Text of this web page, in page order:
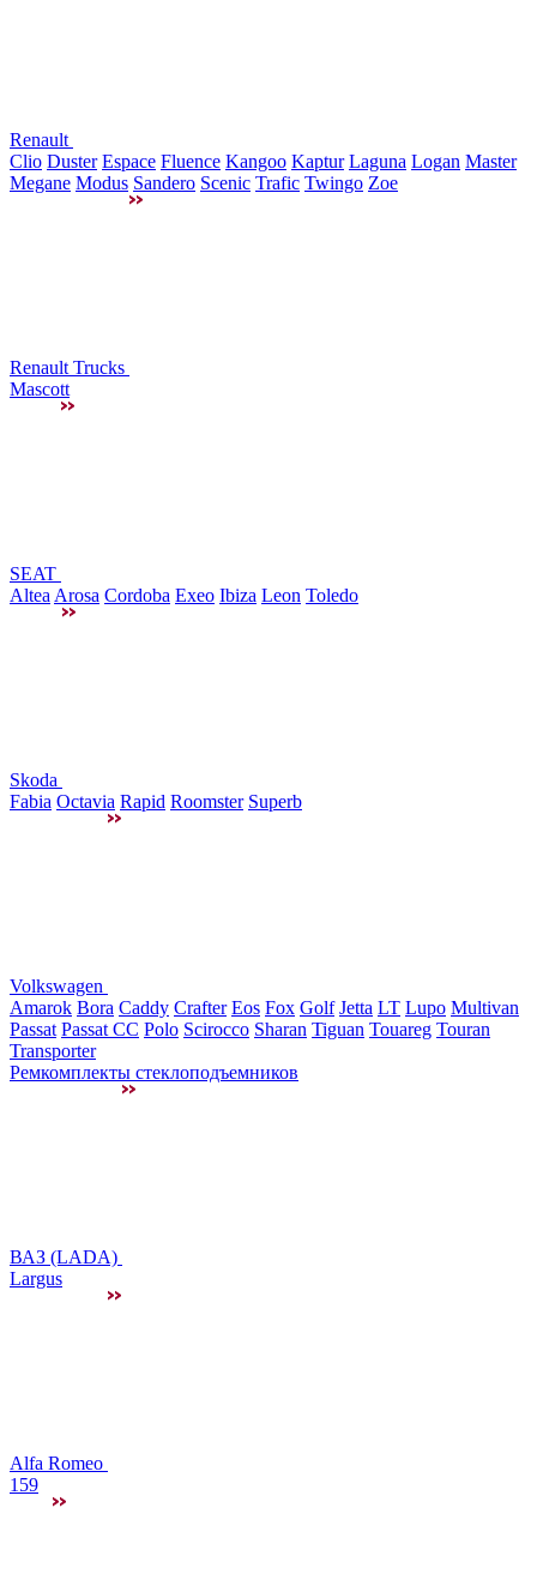
Renault
Clio Duster Espace Fluence Kangoo Kaptur Laguna Logan Master
Megane Modus Sandero Scenic Trafic Twingo Zoe
Renault Trucks
Mascott
SEAT
Altea Arosa Cordoba Exeo Ibiza Leon Toledo
Skoda
Fabia Octavia Rapid Roomster Superb
Volkswagen
Amarok Bora Caddy Crafter Eos Fox Golf Jetta LT Lupo Multivan
Passat Passat CC Polo Scirocco Sharan Tiguan Touareg Touran
Transporter
Ремкомплекты стеклоподъемников
ВАЗ (LADA)
Largus
Alfa Romeo
159